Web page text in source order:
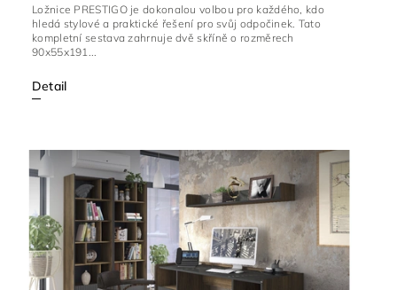
Detail
Ložnice PRESTIGO je dokonalou volbou pro každého, kdo
hledá stylové a praktické řešení pro svůj odpočinek. Tato
kompletní sestava zahrnuje dvě skříně o rozměrech
90x55x191...